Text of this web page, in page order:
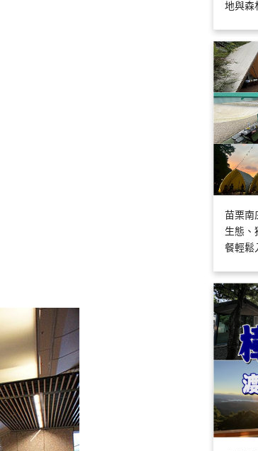
地與森
苗栗南
生態、
餐輕鬆